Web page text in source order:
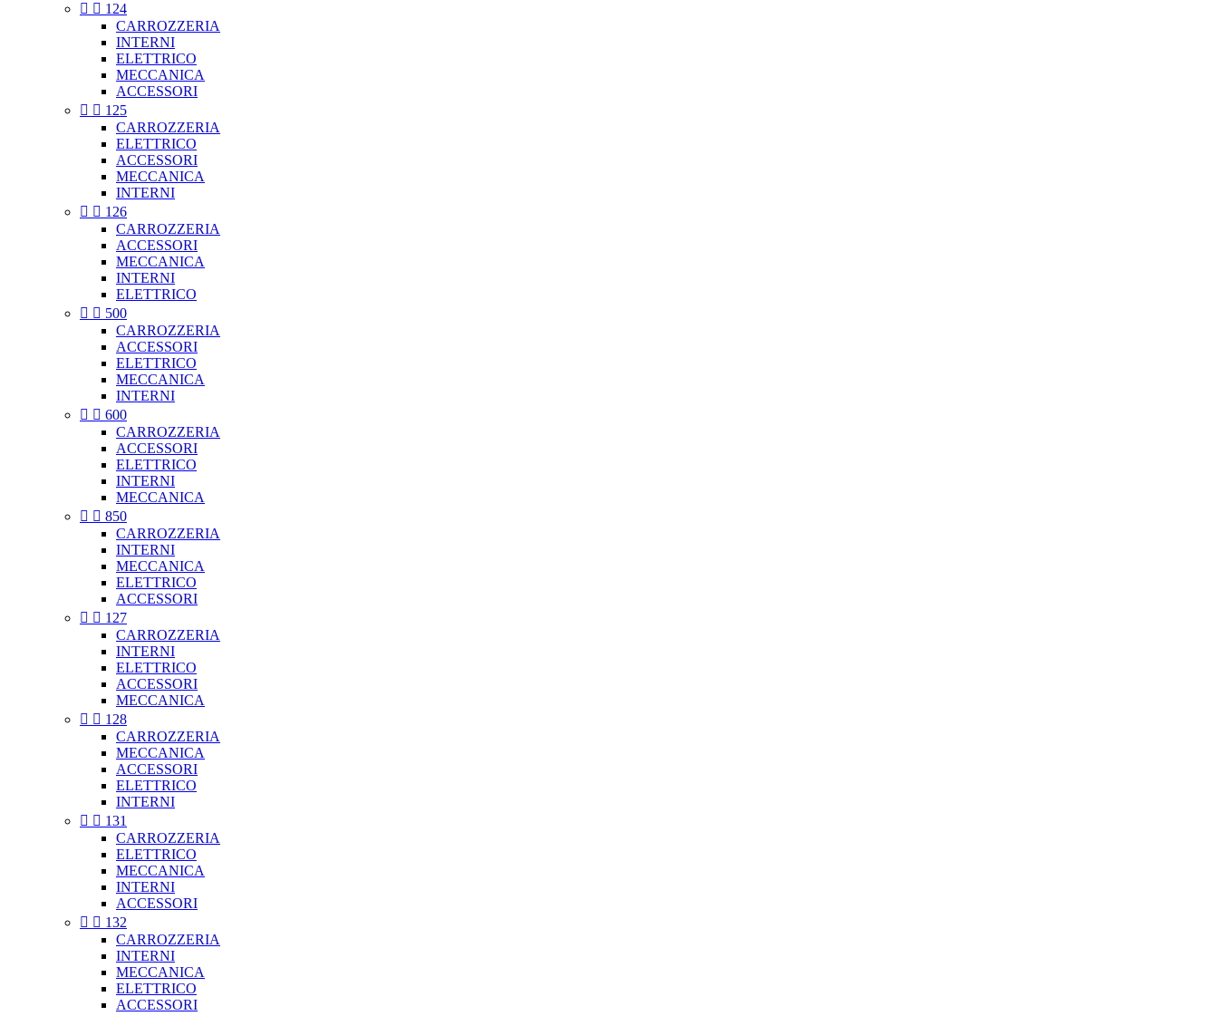
  124
CARROZZERIA
INTERNI
ELETTRICO
MECCANICA
ACCESSORI
  125
CARROZZERIA
ELETTRICO
ACCESSORI
MECCANICA
INTERNI
  126
CARROZZERIA
ACCESSORI
MECCANICA
INTERNI
ELETTRICO
  500
CARROZZERIA
ACCESSORI
ELETTRICO
MECCANICA
INTERNI
  600
CARROZZERIA
ACCESSORI
ELETTRICO
INTERNI
MECCANICA
  850
CARROZZERIA
INTERNI
MECCANICA
ELETTRICO
ACCESSORI
  127
CARROZZERIA
INTERNI
ELETTRICO
ACCESSORI
MECCANICA
  128
CARROZZERIA
MECCANICA
ACCESSORI
ELETTRICO
INTERNI
  131
CARROZZERIA
ELETTRICO
MECCANICA
INTERNI
ACCESSORI
  132
CARROZZERIA
INTERNI
MECCANICA
ELETTRICO
ACCESSORI